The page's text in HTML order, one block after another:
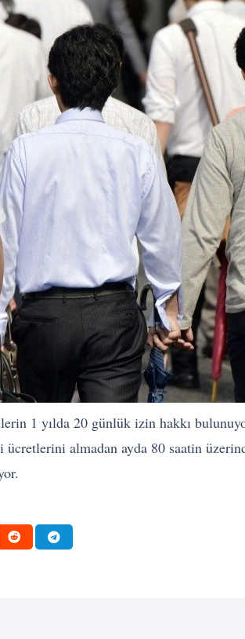
1 yılda 20 günlük izin hakkı
ücretlerini almadan ayda 80 saatin